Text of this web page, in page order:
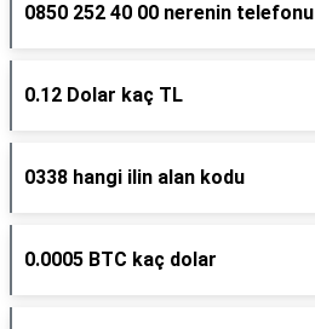
0850 252 40 00 nerenin telefonu
0.12 Dolar kaç TL
0338 hangi ilin alan kodu
0.0005 BTC kaç dolar